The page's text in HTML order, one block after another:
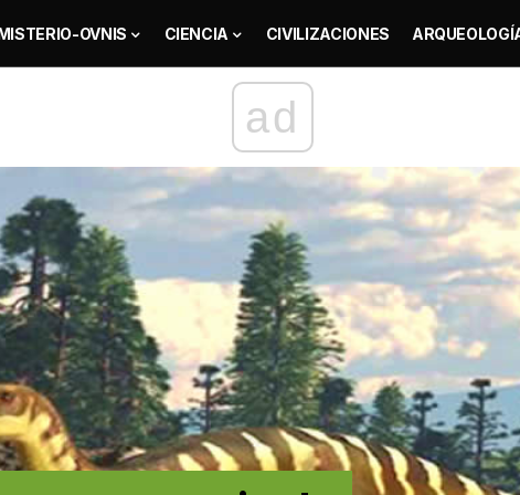
OVNIS CIENCIA CIVILIZACIONES
ad